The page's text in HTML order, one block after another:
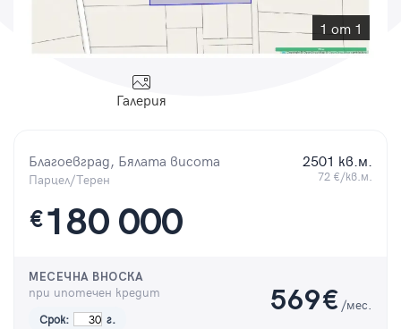
1 от 1
Галерия
Благоевград, Бялата висота
Парцел/Терен
2501 кв.м.
72 €/кв.м.
€180 000
МЕСЕЧНА ВНОСКА
при ипотечен кредит
Срок: г.
569€ /мес.
Парола
Регистрация